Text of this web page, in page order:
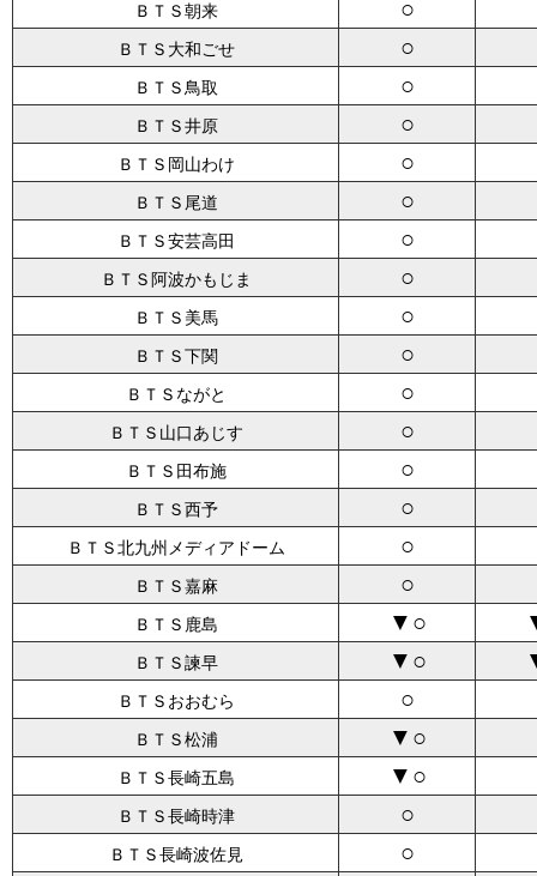
ＢＴＳ朝来 ○
ＢＴＳ大和ごせ ○
ＢＴＳ鳥取 ○
ＢＴＳ井原 ○
ＢＴＳ岡山わけ ○
ＢＴＳ尾道 ○
ＢＴＳ安芸高田 ○
ＢＴＳ阿波かもじま ○
ＢＴＳ美馬 ○
ＢＴＳ下関 ○
ＢＴＳながと ○
ＢＴＳ山口あじす ○
ＢＴＳ田布施 ○
ＢＴＳ西予 ○
ＢＴＳ北九州メディアドーム ○
ＢＴＳ嘉麻 ○
ＢＴＳ鹿島 ▼○
ＢＴＳ諫早 ▼○
ＢＴＳおおむら ○
ＢＴＳ松浦 ▼○
ＢＴＳ長崎五島 ▼○
ＢＴＳ長崎時津 ○
ＢＴＳ長崎波佐見 ○